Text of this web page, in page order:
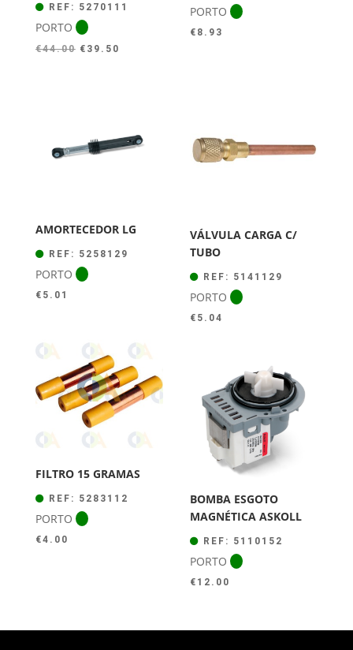
REF: 5270111
PORTO
€44.00 O
€ 39.50
PORTO
€ 8.93
AMORTECEDOR LG
REF: 5258129
PORTO
€ 5.01
VÁLVULA CARGA C/
TUBO
REF: 5141129
PORTO
€ 5.04
FILTRO 15 GRAMAS
REF: 5283112
PORTO
€4.00
BOMBA ESGOTO
MAGNÉTICA ASKOLL
REF: 5110152
PORTO
€ 12.00